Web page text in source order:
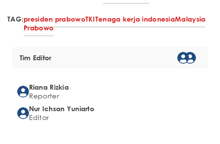
TAG:presiden prabowoTKITenaga kerja indonesiaMalaysia
Prabowo
Tim Editor
Riana Rizkia
Reporter
Nur Ichsan Yuniarto
Editor